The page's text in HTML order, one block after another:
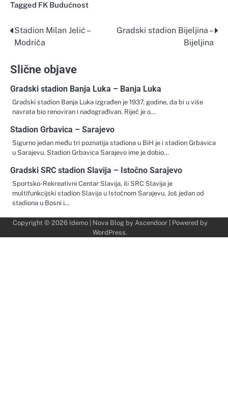
Tagged FK Budućnost
Navigacija
Stadion Milan Jelić –
Modriča
Gradski stadion Bijeljina –
Bijeljina
Slične objave
Gradski stadion Banja Luka – Banja Luka
Gradski stadion Banja Luka izgrađen je 1937. godine, da bi u više
navrata bio renoviran i nadograđivan. Riječ je o…
Stadion Grbavica – Sarajevo
Sigurno jedan među tri poznatija stadiona u BiH je i stadion Grbavica
u Sarajevu. Stadion Grbavica Sarajevo ime je dobio…
Gradski SRC stadion Slavija – Istočno Sarajevo
Sportsko-Rekreativni Centar Slavija, ili SRC Slavija je
multifunkcijski stadion Slavija u Istočnom Sarajevu. Još jedan od
stadiona u Bosni i…
Copyright © 2026 Idemo| Nova Blog by Ascendoor| Powered by
WordPress.